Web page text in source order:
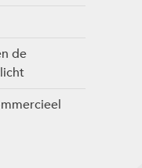
de